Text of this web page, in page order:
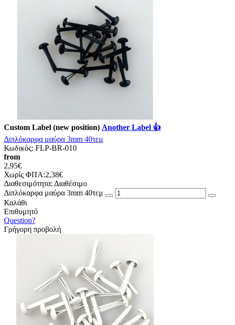
Custom Label (new position) Another Label 👍
Διπλόκαρφα μαύρα 3mm 40τεμ
Κωδικός: FLP-BR-010
from
2,95€
Χωρίς ΦΠΑ:2,38€
Διαθεσιμότητα: Διαθέσιμο
Διπλόκαρφα μαύρα 3mm 40τεμ
Καλάθι
Επιθυμητό
Question?
Γρήγορη προβολή